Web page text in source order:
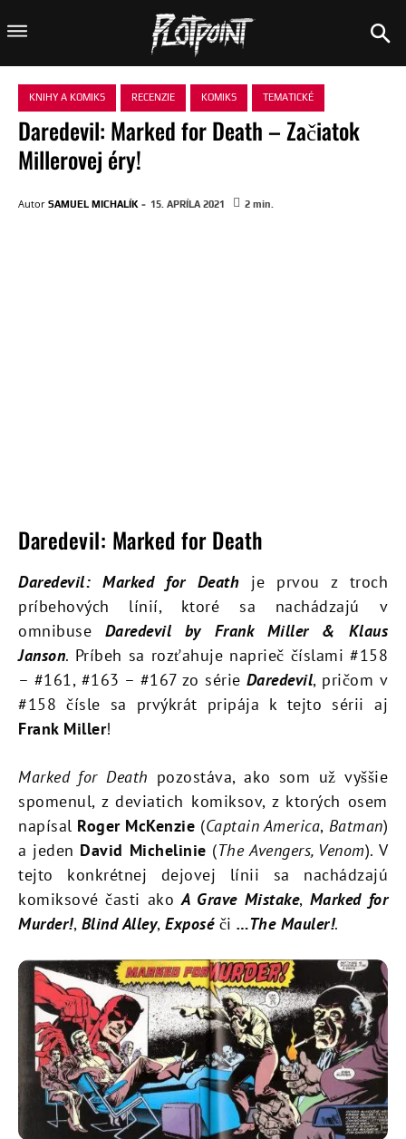
KNIHY A KOMIKS RECENZIE KOMIKS TEMATICKÉ
Daredevil: Marked for Death – Začiatok
Millerovej éry!
Autor SAMUEL MICHALÍK - 15. APRÍLA 2021 2 min.
Daredevil: Marked for Death
Daredevil: Marked for Death je prvou z troch
príbehových línií, ktoré sa nachádzajú v
omnibuse Daredevil by Frank Miller & Klaus
Janson. Príbeh sa rozťahuje naprieč číslami #158
– #161, #163 – #167 zo série Daredevil, pričom v
#158 čísle sa prvýkrát pripája k tejto sérii aj
Frank Miller!
Marked for Death pozostáva, ako som už vyššie
spomenul, z deviatich komiksov, z ktorých osem
napísal Roger McKenzie (Captain America, Batman)
a jeden David Michelinie (The Avengers, Venom). V
tejto konkrétnej dejovej línii sa nachádzajú
komiksové časti akoA Grave Mistake, Marked for
Murder!, Blind Alley, Exposéči …The Mauler!.